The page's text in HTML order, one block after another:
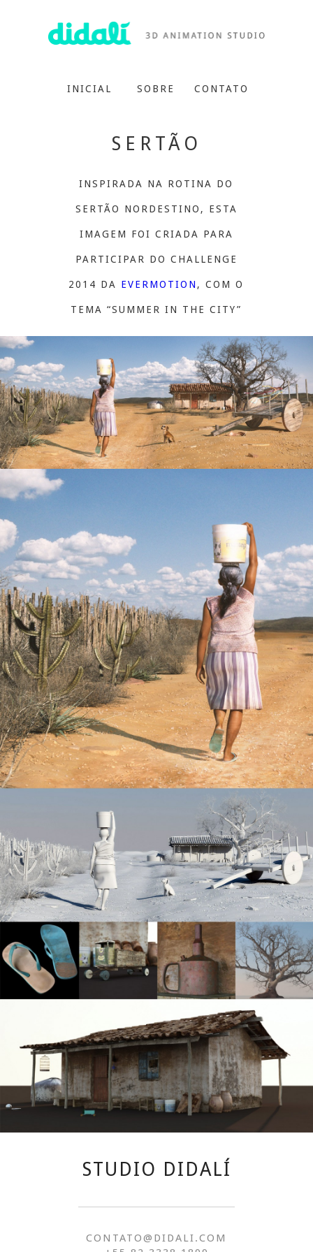
INICIAL SOBRE CONTATO
SERTÃO
INSPIRADA NA ROTINA DO
SERTÃO NORDESTINO, ESTA
IMAGEM FOI CRIADA PARA
PARTICIPAR DO CHALLENGE
2014 DA EVERMOTION , COM O
TEMA “SUMMER IN THE CITY”
STUDIO DIDALÍ
CONTATO@DIDALI.COM